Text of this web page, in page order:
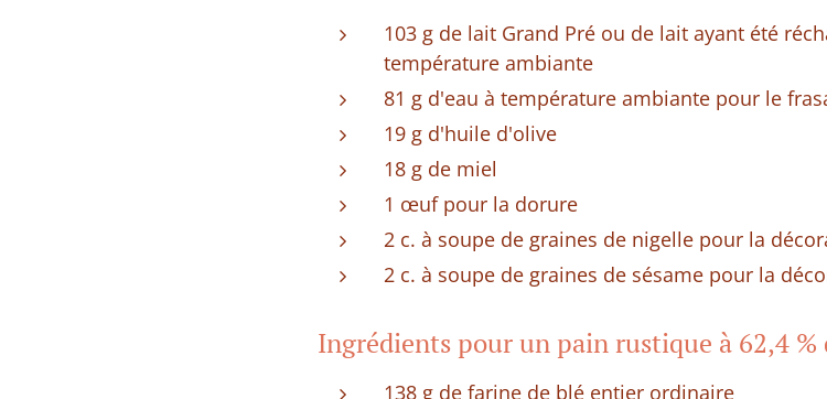
103 g de lait Grand Pré ou de lait ayant été
température ambiante
81 g d'eau à température ambiante pour le
19 g d'huile d'olive
18 g de miel
1 œuf pour la dorure
2 c. à soupe de graines de nigelle pour la
2 c. à soupe de graines de sésame pour la
Ingrédients pour un pain rustique à 62,4
138 g de farine de blé entier ordinaire